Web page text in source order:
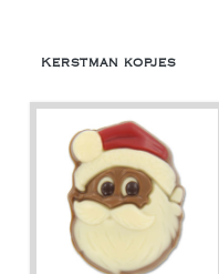
Kerstman kopjes